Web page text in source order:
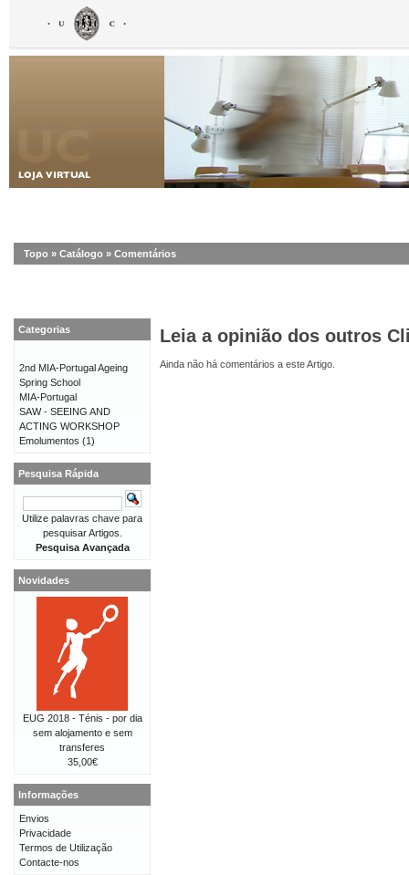
Topo » Catálogo » Comentários
Leia a opinião dos outros
Ainda não há comentários a este Artigo.
Categorias
2nd MIA-Portugal Ageing
Spring School
MIA-Portugal
SAW - SEEING AND
ACTING WORKSHOP
Emolumentos (1)
Pesquisa Rápida
Utilize palavras chave para
pesquisar Artigos.
Pesquisa Avançada
Novidades
EUG 2018 - Ténis - por dia
sem alojamento e sem
transferes
35,00€
Informações
Envios
Privacidade
Termos de Utilização
Contacte-nos